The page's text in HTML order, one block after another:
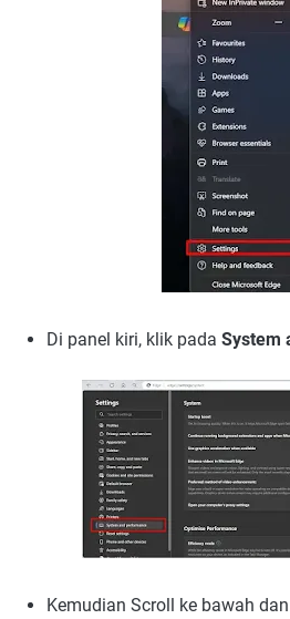
Di panel kiri, klik pada System
Kemudian Scroll ke bawah